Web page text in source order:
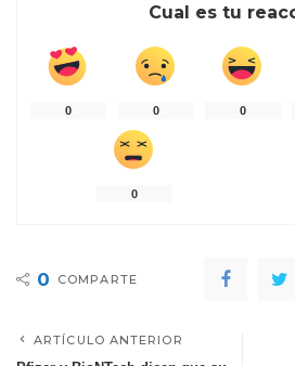
Cual es tu
0 0 0
0
0 COMPARTE
ARTÍCULO ANTERIOR